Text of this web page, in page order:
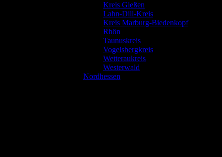
Kreis Gießen
Lahn-Dill-Kreis
Kreis Marburg-Biedenkopf
Rhön
Taunuskreis
Vogelsbergkreis
Wetteraukreis
Westerwald
Nordhessen